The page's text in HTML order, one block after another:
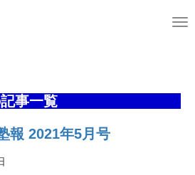
T
事一覧
報 2021年5月号